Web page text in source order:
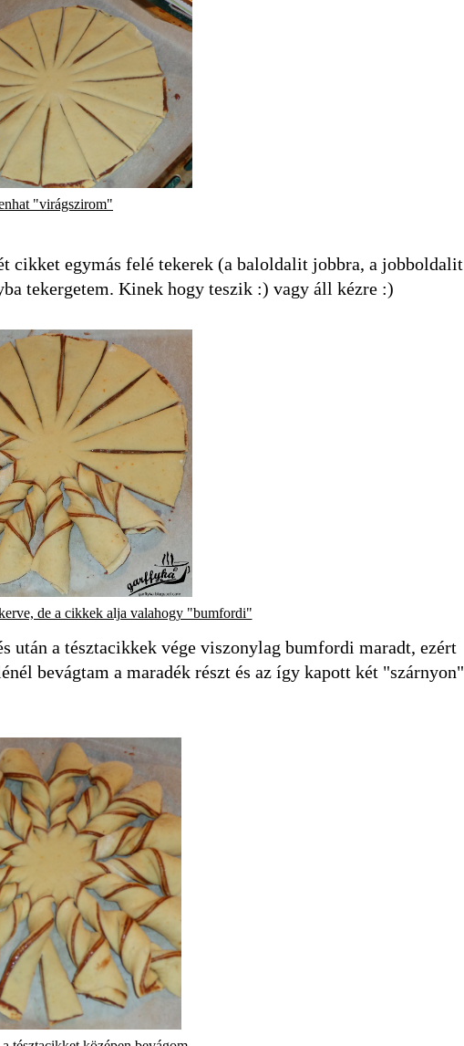
"virágszirom"
cikket egymás felé tekerek (a baloldalit jobbra, a jobboldalit
tekergetem. Kinek hogy teszik :) vagy áll kézre :)
de a cikkek alja valahogy "bumfordi"
után a tésztacikkek vége viszonylag bumfordi maradt, ezért
bevágtam a maradék részt és az így kapott két "szárnyon"